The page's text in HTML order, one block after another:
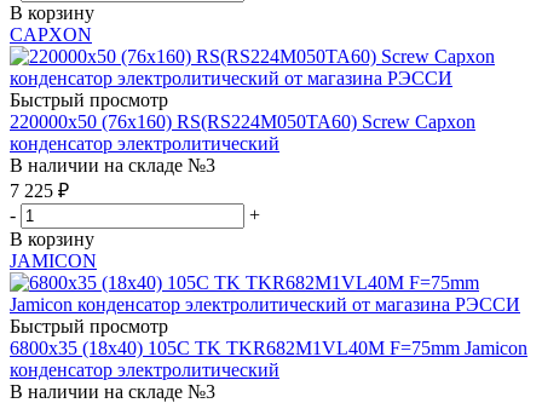
В корзину
CAPXON
Быстрый просмотр
220000х50 (76х160) RS(RS224M050TA60) Screw Capxon
конденсатор электролитический
В наличии на складе №3
7 225 ₽
-
+
В корзину
JAMICON
Быстрый просмотр
6800х35 (18х40) 105С TK TKR682M1VL40M F=75mm Jamicon
конденсатор электролитический
В наличии на складе №3